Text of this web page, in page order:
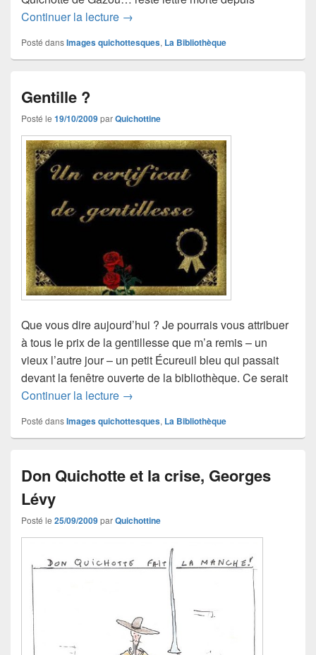
Continuer la lecture Cadeaux ?
→
Posté dansImages quichottesques, La Bibliothèque
Gentille ?
Posté le 19/10/2009parQuichottine
Que vous dire aujourd’hui ? Je pourrais vous attribuer
à tous le prix de la gentillesse que m’a remis – un
vieux l’autre jour – un petit Écureuil bleu qui passait
devant la fenêtre ouverte de la bibliothèque. Ce serait
Continuer la lecture Gentille ?
→
Posté dansImages quichottesques, La Bibliothèque
Don Quichotte et la crise, Georges
Lévy
Posté le 25/09/2009parQuichottine